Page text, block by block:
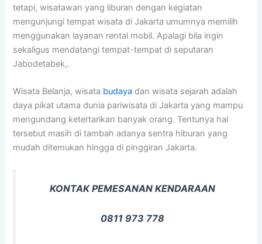
tetapi, wisatawan yang liburan dengan kegiatan
mengunjungi tempat wisata di Jakarta umumnya memilih
menggunakan layanan rental mobil. Apalagi bila ingin
sekaligus mendatangi tempat-tempat di seputaran
Jabodetabek,.
Wisata Belanja, wisata budaya dan wisata sejarah adalah
daya pikat utama dunia pariwisata di Jakarta yang mampu
mengundang ketertarikan banyak orang. Tentunya hal
tersebut masih di tambah adanya sentra hiburan yang
mudah ditemukan hingga di pinggiran Jakarta.
KONTAK PEMESANAN KENDARAAN
0811 973 778